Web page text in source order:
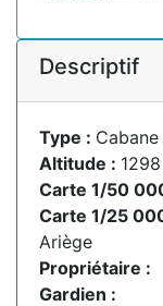
Descriptif
Type :
Altitude : 1298
Carte 1/50
Carte 1/25
Ariège
Propriétaire :
Gardien :